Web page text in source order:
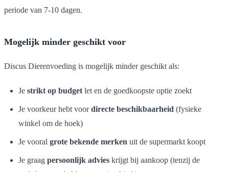
periode van 7-10 dagen.
Mogelijk minder geschikt voor
Discus Dierenvoeding is mogelijk minder geschikt als:
Je strikt op budget let en de goedkoopste optie zoekt
Je voorkeur hebt voordirecte beschikbaarheid (fysieke
winkel om de hoek)
Je vooral grote bekende merken uit de supermarkt koopt
Je graag persoonlijk advies krijgt bij aankoop (tenzij de